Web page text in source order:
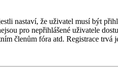
nastaví, že uživatel musí být
pro nepřihlášené uživatele
členům fóra atd. Registrace